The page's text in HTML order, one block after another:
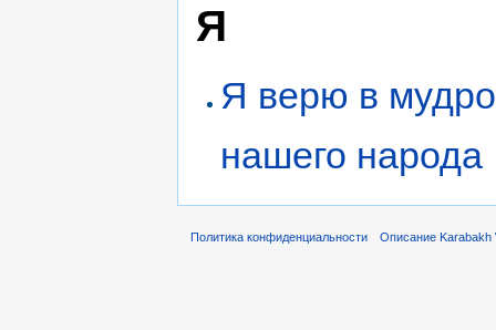
Я
Я верю в
нашего народа
Политика конфиденциальности Описание Karabakh